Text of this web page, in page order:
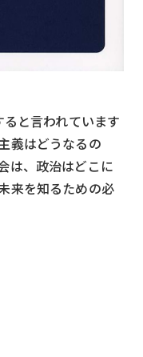
と言われています
義はどうなるの
は、政治はどこに
来を知るための必